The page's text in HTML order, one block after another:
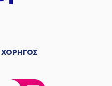
ΧΟΡΗΓΟΣ